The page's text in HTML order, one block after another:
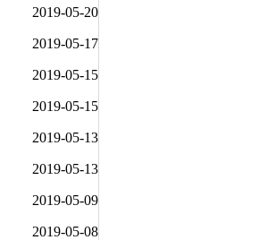
2019-05-20
2019-05-17
2019-05-15
2019-05-15
2019-05-13
2019-05-13
2019-05-09
2019-05-08